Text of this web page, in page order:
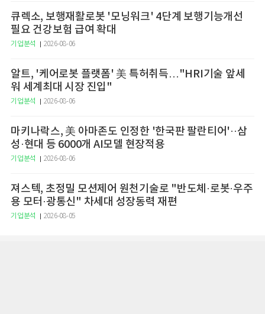
큐렉소, 보행재활로봇 '모닝워크' 4단계 보행기능개선
필요 건강보험 급여 확대
기업분석 2026-08-06
알트, '케어로봇 플랫폼' 美 특허취득…"HRI기술 앞세
워 세계최대 시장 진입"
기업분석 2026-08-06
마키나락스, 美 아마존도 인정한 '한국판 팔란티어'··삼
성·현대 등 6000개 AI모델 현장적용
기업분석 2026-08-06
져스텍, 초정밀 모션제어 원천기술로 "반도체·로봇·우주
용 모터·광통신" 차세대 성장동력 재편
기업분석 2026-08-05